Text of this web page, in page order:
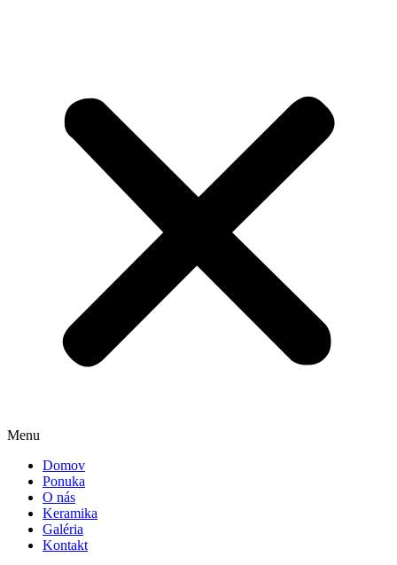
Menu
Domov
Ponuka
O nás
Keramika
Galéria
Kontakt